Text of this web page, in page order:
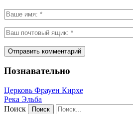
Познавательно
Церковь Фрауен Кирхе
Река Эльба
Поиск